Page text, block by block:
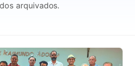
arquivados.